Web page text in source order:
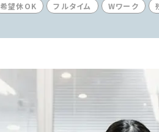
希望休OK フルタイム Wワーク